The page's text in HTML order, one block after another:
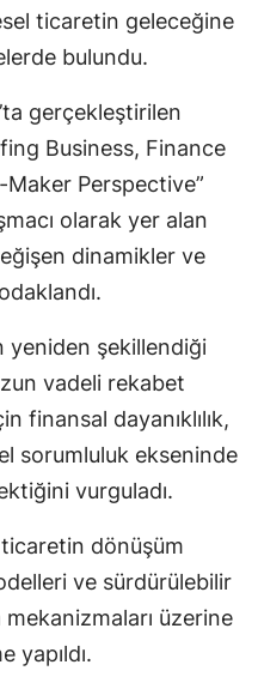
ticaretin geleceğine
bulundu.
gerçekleştirilen
Business, Finance
Perspective”
olarak yer alan
dinamikler ve
yeniden şekillendiği
vadeli rekabet
finansal dayanıklılık,
sorumluluk ekseninde
vurguladı.
dönüşüm
ve sürdürülebilir
üzerine
yapıldı.